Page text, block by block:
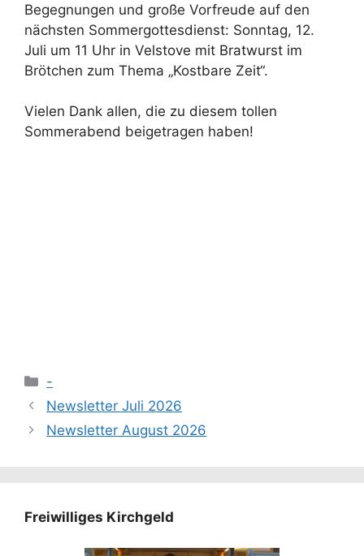
Begegnungen und große Vorfreude auf den
nächsten Sommergottesdienst: Sonntag, 12.
Juli um 11 Uhr in Velstove mit Bratwurst im
Brötchen zum Thema „Kostbare Zeit“.
Vielen Dank allen, die zu diesem tollen
Sommerabend beigetragen haben!
Kategorien
-
Newsletter Juli 2026
Newsletter August 2026
Freiwilliges Kirchgeld